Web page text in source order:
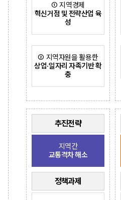
① 지역경제
혁신거점 및 전략산업 육
성
② 지역자원을 활용한
상업·일자리 자족기반 확
충
추진전략
지역간
교통격차 해소
정책과제